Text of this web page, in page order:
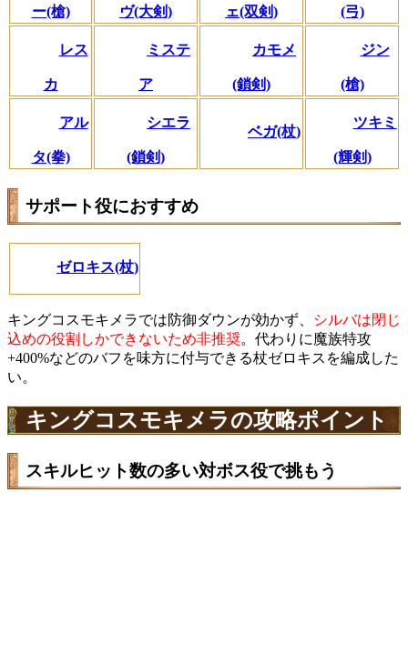
ー(槍) ヴ(大剣) ェ(双剣) (弓)
レス
カ
ミステ
ア
カモメ
(鎖剣)
ジン
(槍)
アル
タ(拳)
シエラ
(鎖剣)
ベガ(杖)
ツキミ
(輝剣)
サポート役におすすめ
ゼロキス(杖)
キングコスモキメラでは防御ダウンが効かず、
シルバは閉じ
込めの役割しかできないため非推奨。代わりに魔族特攻
+400%などのバフを味方に付与できる杖ゼロキスを編成した
い。
キングコスモキメラの攻略ポイント
スキルヒット数の多い対ボス役で挑もう